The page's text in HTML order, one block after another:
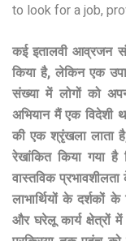
to look for a job,
कई इतालवी आव्रजन
किया है, लेकिन एक
संख्या में लोगों को
अभियान मैं एक विदेशी
की एक श्रृंखला लाता
रेखांकित किया गया
वास्तविक
लाभार्थियों के
और घरेलू कार्य क्षेत्रों